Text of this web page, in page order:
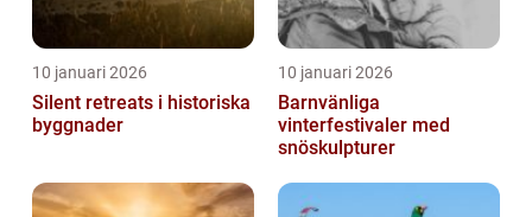
10 januari 2026
Silent retreats i historiska
byggnader
10 januari 2026
Barnvänliga
vinterfestivaler med
snöskulpturer